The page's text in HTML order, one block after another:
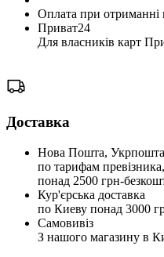
Оплата при отриманні
Приват24
Для власників карт
Доставка
Нова Пошта, Укрпошта
по тарифам превізника,
понад 2500 грн-
Кур'єрська доставка
по Киеву понад 3000
Самовивіз
З нашого магазину в